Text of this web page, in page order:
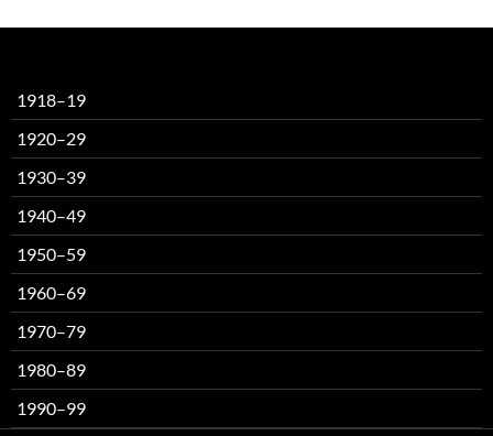
1918–19
1920–29
1930–39
1940–49
1950–59
1960–69
1970–79
1980–89
1990–99